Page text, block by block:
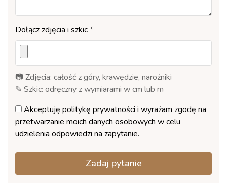
Dołącz zdjęcia i szkic *
📷 Zdjęcia: całość z góry, krawędzie, narożniki
✎ Szkic: odręczny z wymiarami w cm lub m
Akceptuję politykę prywatności i wyrażam zgodę na
przetwarzanie moich danych osobowych w celu
udzielenia odpowiedzi na zapytanie.
Zadaj pytanie